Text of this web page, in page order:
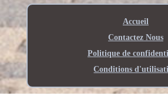
Accueil
Contactez Nous
Politique de
Conditions